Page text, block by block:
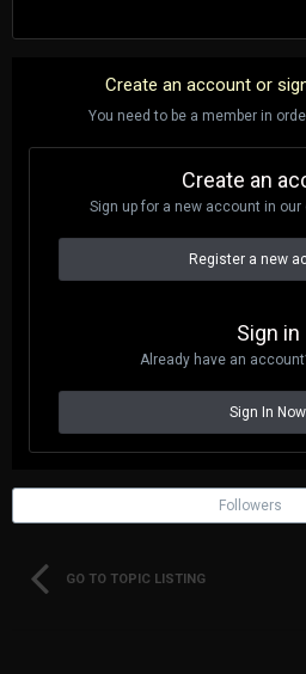
Create an account or
You need to be a member in
Create an
Sign up for a new account in
Register a new
Sign in
Already have an
Sign In Now
Followers
GO TO TOPIC LISTING